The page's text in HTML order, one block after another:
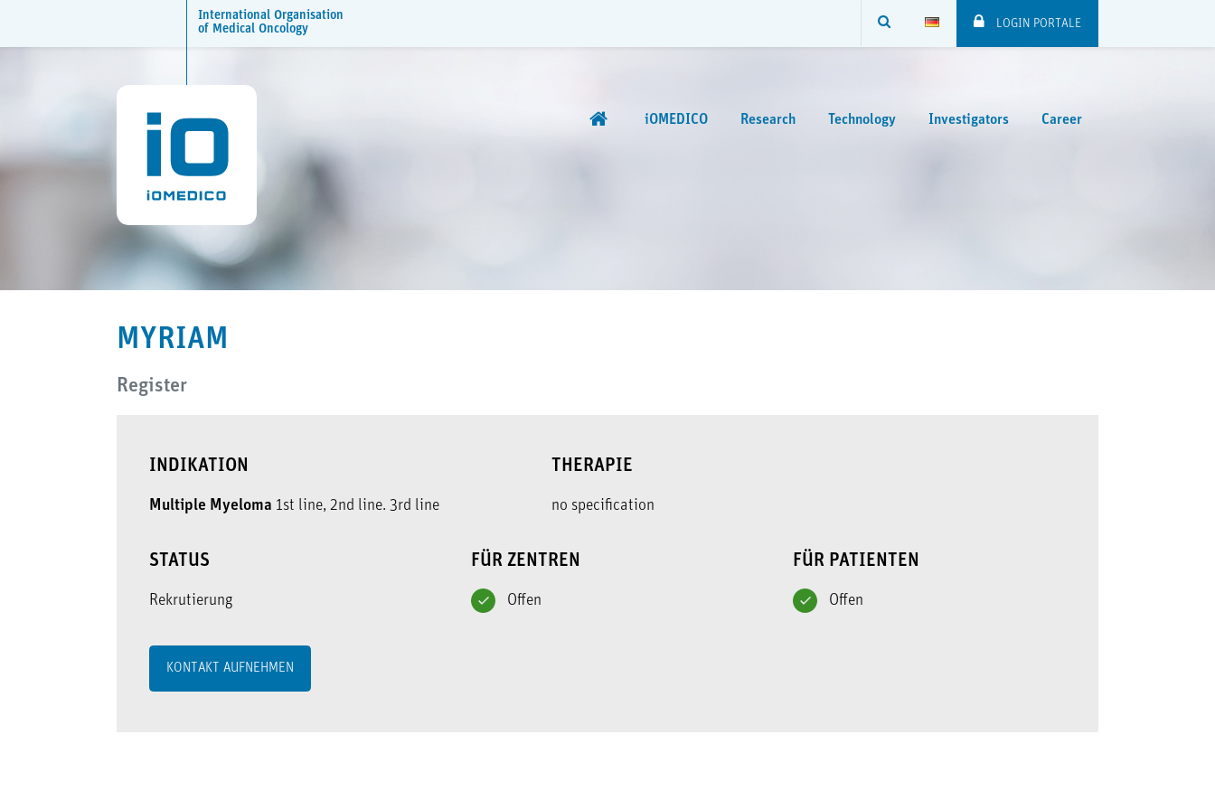
SUCHE LOGIN PORTALE
International Organisation
of Medical Oncology
iOMEDICO Research Technology Investigators Career
iOMEDICO Studienprojekt
MYRIAM
Register
INDIKATION
Multiple Myeloma 1st line, 2nd line. 3rd line
THERAPIE
no specification
STATUS
Rekrutierung
FÜR ZENTREN
Offen
FÜR PATIENTEN
Offen
KONTAKT AUFNEHMEN